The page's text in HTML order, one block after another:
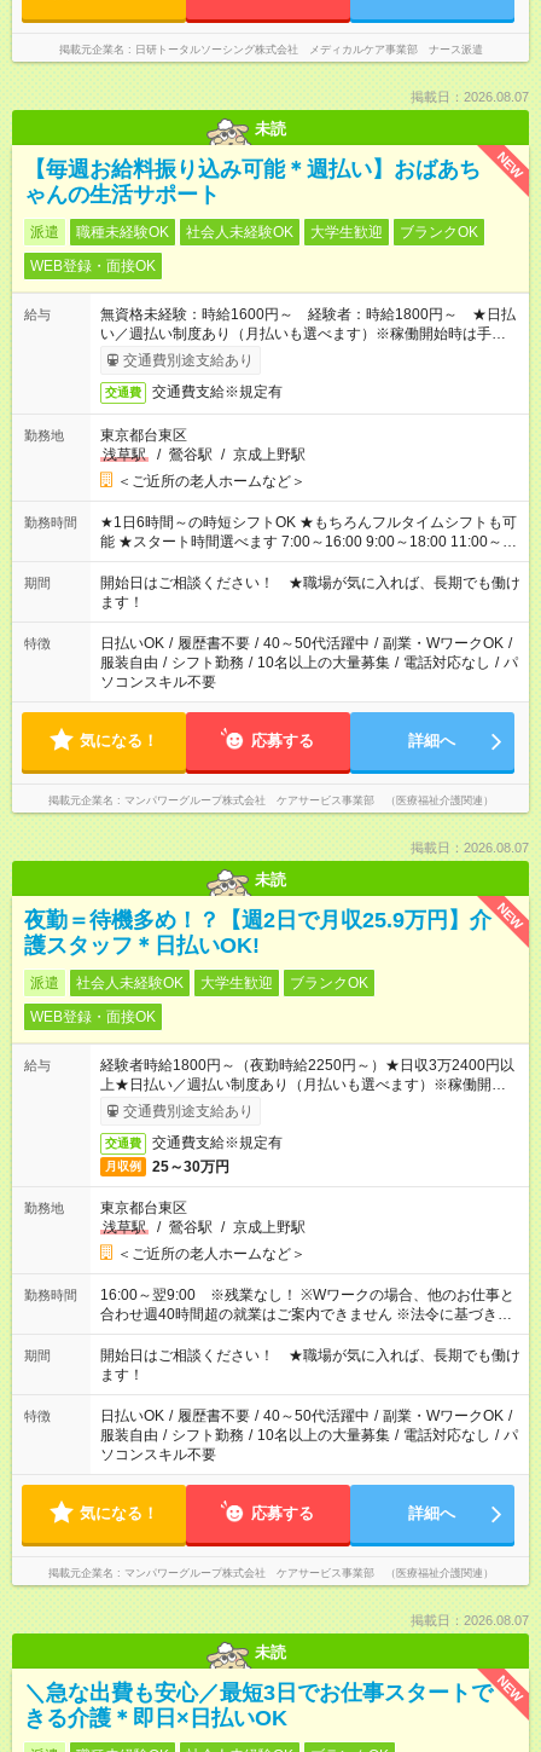
掲載元企業名 日研トータルソーシング株式会社 メディカルケア事業部 ナース派遣
掲載日：2026.08.07
未読
NEW
【毎週お給料振り込み可能＊週払い】おばあち
ゃんの生活サポート
派遣 職種未経験OK 社会人未経験OK 大学生歓迎
ブランクOK
WEB登録・面接OK
給与
無資格未経験：時給1600円～ 経験者：時給1800円～ ★日払
い／週払い制度あり（月払いも選べます）※稼働開始時は手続き
完了次第のお支払いとなります。
交通費別途支給あり
交通費 交通費支給※規定有
勤務地
東京都台東区
浅草駅
/ 鶯谷駅 / 京成上野駅
＜ご近所の老人ホームなど＞
勤務時間
★1日6時間～の時短シフトOK ★もちろんフルタイムシフトも可
能 ★スタート時間選べます 7:00～16:00 9:00～18:00 11:00～
20:00 など 残業なし！ ※Wワークの場合、他のお仕事と合わせ
週40時間超の就業はご案内できません ※法令に基づき、週20時
間以上勤務は社会保険への加入対象となります ※労働者派遣法
（日雇い派遣の原則禁止）により、短時間・短期間の就業はご
案内が難しい場合があります
期間
開始日はご相談ください！ ★職場が気に入れば、長期でも働け
ます！
特徴 日払いOK / 履歴書不要 / 40～50代活躍中 / 副業・WワークOK /
服装自由 / シフト勤務 / 10名以上の大量募集 / 電話対応なし / パ
ソコンスキル不要
気になる！ 応募する 詳細へ
掲載元企業名 マンパワーグループ株式会社 ケアサービス事業部 （医療福祉介護関連）
掲載日：2026.08.07
未読
NEW
夜勤＝待機多め！？【週2日で月収25.9万円】介
護スタッフ＊日払いOK!
派遣 社会人未経験OK 大学生歓迎
ブランクOK
WEB登録・面接OK
給与
経験者時給1800円～（夜勤時給2250円～）★日収3万2400円以
上★日払い／週払い制度あり（月払いも選べます）※稼働開始時
は手続き完了次第のお支払いとなります。
交通費別途支給あり
交通費 交通費支給※規定有
月収例 25～30万円
勤務地
東京都台東区
浅草駅
/ 鶯谷駅 / 京成上野駅
＜ご近所の老人ホームなど＞
勤務時間
16:00～翌9:00 ※残業なし！ ※Wワークの場合、他のお仕事と
合わせ週40時間超の就業はご案内できません ※法令に基づき、
週20時間以上勤務は社会保険への加入対象となります ※労働者
派遣法（日雇い派遣の原則禁止）により、短時間・短期間の就
業はご案内が難しい場合があります
期間
開始日はご相談ください！ ★職場が気に入れば、長期でも働け
ます！
特徴 日払いOK / 履歴書不要 / 40～50代活躍中 / 副業・WワークOK /
服装自由 / シフト勤務 / 10名以上の大量募集 / 電話対応なし / パ
ソコンスキル不要
気になる！ 応募する 詳細へ
掲載元企業名 マンパワーグループ株式会社 ケアサービス事業部 （医療福祉介護関連）
掲載日：2026.08.07
未読
NEW
＼急な出費も安心／最短3日でお仕事スタートで
きる介護＊即日×日払いOK